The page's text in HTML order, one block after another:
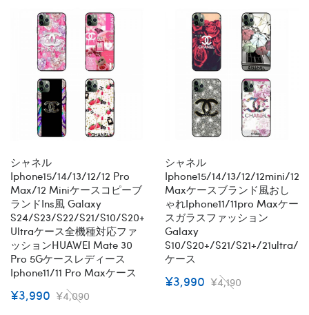
シャネル
Iphone15/14/13/12/12 Pro
Max/12 Miniケースコピーブ
ランドins風 Galaxy
S24/s23/s22/s21/s10/s20+/s20
Ultraケース全機種対応ファ
ッションHUAWEI Mate 30
Pro 5Gケースレディース
Iphone11/11 Pro Maxケース
¥3,990 ¥4,090
シャネル
Iphone15/14/13/12/12mini/
Maxケースブランド風おし
ゃれiphone11/11pro Maxケー
スガラスファッション
Galaxy
S10/s20+/S21/S21+/21ultra/
ケース
¥3,990 ¥4,190